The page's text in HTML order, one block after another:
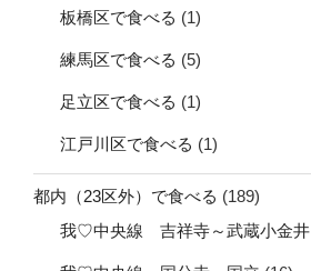
板橋区で食べる (1)
練馬区で食べる (5)
足立区で食べる (1)
江戸川区で食べる (1)
都内（23区外）で食べる (189)
我♡中央線 吉祥寺～武蔵小金井